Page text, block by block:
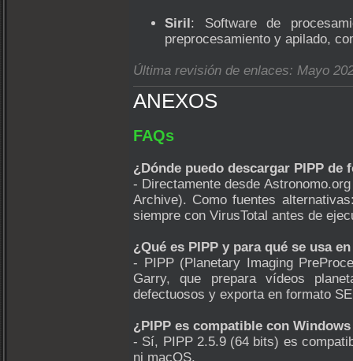
Siril: Software de
preprocesamiento y apilado,
Última revisión de enlaces: Mayo
ANEXOS
FAQs
¿Dónde puedo descargar PIPP de
- Directamente desde
Archive). Como fuentes
siempre con VirusTotal antes de
¿Qué es PIPP y para qué se usa
- PIPP (Planetary Imaging
Garry, que prepara vídeos
defectuosos y exporta en formato
¿PIPP es compatible con Windows
- Sí, PIPP 2.5.9 (64 bits) es
ni macOS.